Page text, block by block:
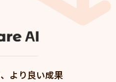
より良い成果